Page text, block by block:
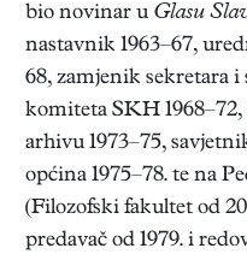
bio novinar u Glasu
nastavnik 1963–67,
68, zamjenik sekretara
komiteta SKH
arhivu 1973–75,
općina 1975–78. te na
(Filozofski fakultet od
predavač od 1979. i